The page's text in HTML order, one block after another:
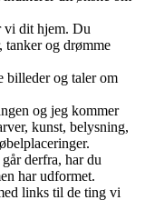
vi dit hjem. Du
og drømme
billeder og taler om
og jeg kommer
kunst, belysning,
derfra, har du
har udformet.
links til de ting vi